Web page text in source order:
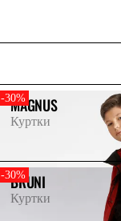
-30%
MAGNUS
Куртки
-30%
BRUNI
Куртки